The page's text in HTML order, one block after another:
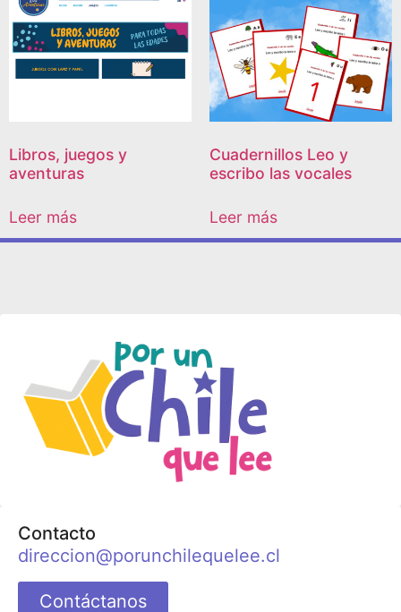
Libros, juegos y
aventuras
Leer más
Cuadernillos Leo y
escribo las vocales
Leer más
Contacto
direccion@porunchilequelee.cl
Contáctanos